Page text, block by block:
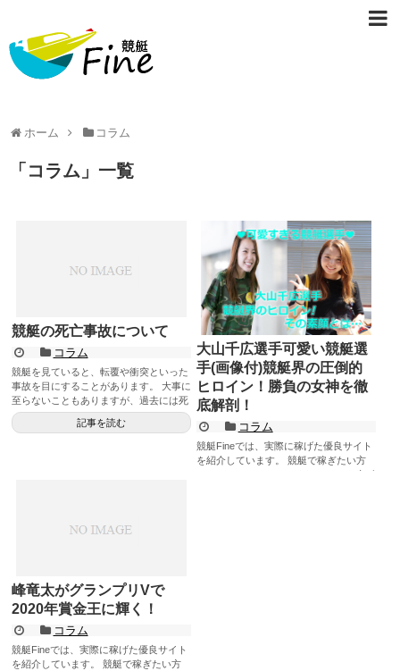
ホーム コラム
「 コラム 」 一覧
競艇の死亡事故について
コラム
競艇を見ていると、転覆や衝突といった
事故を目にすることがあります。 大事に
至らないこともありますが、過去には死
亡事故も起こっています。 ...
記事を読む
大山千広選手可愛い競艇選
手(画像付)競艇界の圧倒的
ヒロイン！勝負の女神を徹
底解剖！
コラム
競艇Fineでは、実際に稼げた優良サイト
を紹介しています。 競艇で稼ぎたい方
は、ぜひチェックしてください！ ⇓稼げ
峰竜太がグランプリVで
2020年賞金王に輝く！
コラム
競艇Fineでは、実際に稼げた優良サイト
を紹介しています。 競艇で稼ぎたい方